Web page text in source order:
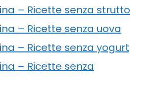
– Ricette senza strutto
– Ricette senza uova
– Ricette senza yogurt
– Ricette senza